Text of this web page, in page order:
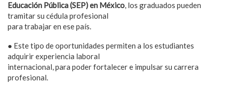
Educación Pública (SEP) en México, los graduados pueden
tramitar su cédula profesional
para trabajar en ese país.
● Este tipo de oportunidades permiten a los estudiantes
adquirir experiencia laboral
internacional, para poder fortalecer e impulsar su carrera
profesional.